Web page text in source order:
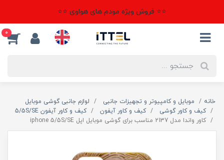
⭐⭐ فروش ویژه مودم های هواوی ⭐⭐
0
خانه موبایل و کامپیوتر و تجهیزات جانبی
لوازم جانبی گوشی موبایل
کیف و کاور گوشی
کیف و کاور آیفون
کیف و کاور آیفون 5/5S/SE
کاور واندا مدل 2137 مناسب برای گوشی موبایل اپل iphone 5/5S/SE